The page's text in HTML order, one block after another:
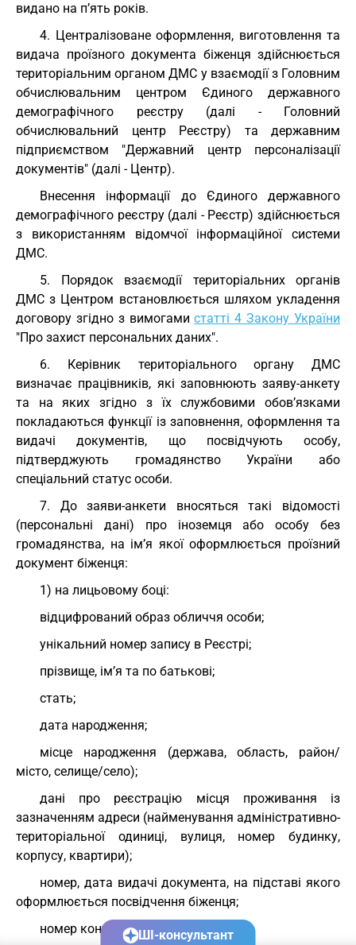
видано на п’ять років.
4. Централізоване оформлення, виготовлення та
видача проїзного документа біженця здійснюється
територіальним органом ДМС у взаємодії з Головним
обчислювальним центром Єдиного державного
демографічного реєстру (далі - Головний
обчислювальний центр Реєстру) та державним
підприємством "Державний центр персоналізації
документів" (далі - Центр).
Внесення інформації до Єдиного державного
демографічного реєстру (далі - Реєстр) здійснюється
з використанням відомчої інформаційної системи
ДМС.
5. Порядок взаємодії територіальних органів
ДМС з Центром встановлюється шляхом укладення
договору згідно з вимогамистатті 4 Закону України
"Про захист персональних даних".
6. Керівник територіального органу ДМС
визначає працівників, які заповнюють заяву-анкету
та на яких згідно з їх службовими обов’язками
покладаються функції із заповнення, оформлення та
видачі документів, що посвідчують особу,
підтверджують громадянство України або
спеціальний статус особи.
7. До заяви-анкети вносяться такі відомості
(персональні дані) про іноземця або особу без
громадянства, на ім’я якої оформлюється проїзний
документ біженця:
1) на лицьовому боці:
відцифрований образ обличчя особи;
унікальний номер запису в Реєстрі;
прізвище, ім’я та по батькові;
стать;
дата народження;
місце народження (держава, область, район/
місто, селище/село);
дані про реєстрацію місця проживання із
зазначенням адреси (найменування адміністративно-
територіальної одиниці, вулиця, номер будинку,
корпусу, квартири);
номер, дата видачі документа, на підставі якого
оформлюється посвідчення біженця;
номер контактного телефону;
ШІ-консультант